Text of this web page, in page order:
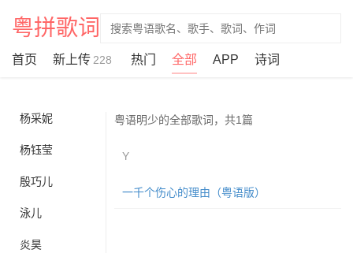
粤拼歌词
首页 新上传 228 热门 全部 APP 诗词
杨斌
杨智远
杨采妮
杨钰莹
殷巧儿
泳儿
炎昊
粤语明少的全部歌词，共1篇
Y
一千个伤心的理由（粤语版）